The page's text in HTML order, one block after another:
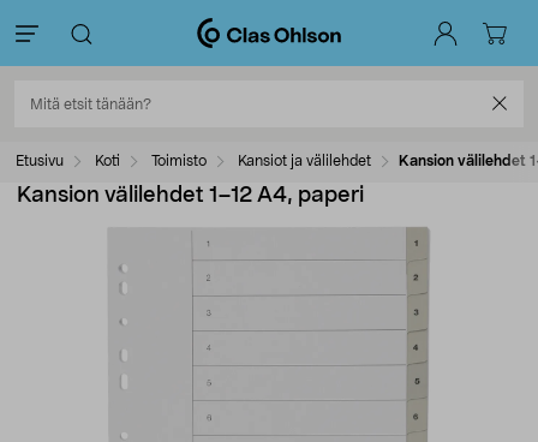
Etusivu Koti Toimisto Kansiot ja välilehdet Kansion välilehdet
Kansion välilehdet 1–12 A4, paperi